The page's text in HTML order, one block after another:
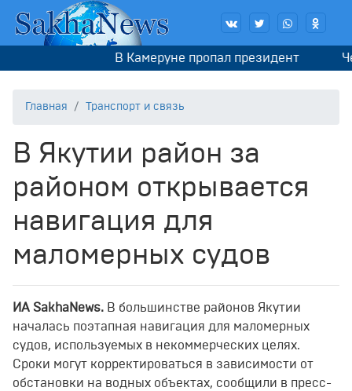
В Камеруне пропал президент
Главная Транспорт и связь
В Якутии район за
районом открывается
навигация для
маломерных судов
ИA SakhaNews. В большинстве районов Якутии
началась поэтапная навигация для маломерных
судов, используемых в некоммерческих целях.
Сроки могут корректироваться в зависимости от
обстановки на водных объектах, сообщили в пресс-